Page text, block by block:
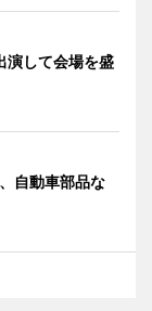
演して会場を盛
自動車部品な